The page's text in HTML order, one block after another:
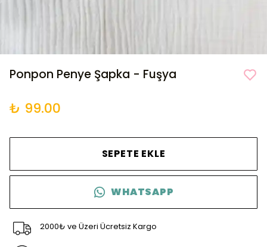
Ponpon Penye Şapka - Fuşya
₺ 99.00
SEPETE EKLE
WHATSAPP
2000₺ ve Üzeri Ücretsiz Kargo